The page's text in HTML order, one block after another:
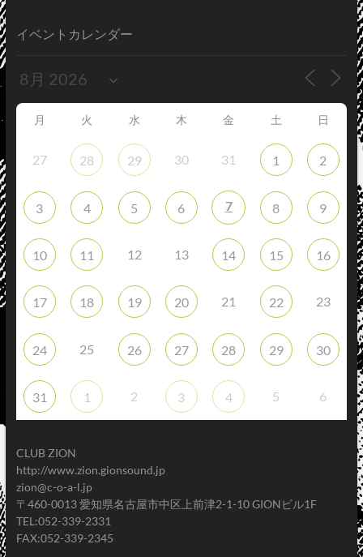
イベントカレンダー
月 火 水 木 金 土 日
27 28 29 30 31 1 2
3 4 5 6 7 8 9
10 11 12 13 14 15 16
17 18 19 20 21 22 23
24 25 26 27 28 29 30
31 1 2 3 4 5 6
CLUB ZION
http://www.zion.gionsound.jp
zion@c-o-a-l.jp
〒460-0013 愛知県名古屋市中区上前津2-1-10 GIONビル1F
TEL:052-339-2331
FAX:052-339-2345